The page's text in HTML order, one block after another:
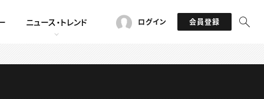
ニュース・トレンド ログイン 会員登録